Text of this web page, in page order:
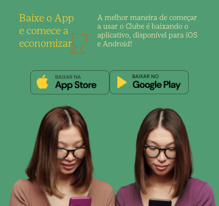
Baixe o App
e comece a
economizar
A melhor maneira de começar
a usar o Clube é baixando o
aplicativo, disponível para iOS
e Android!